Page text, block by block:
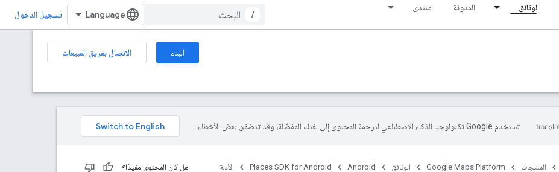
الوثائق المدونة منتدى
/ تسجيل الدخول
البدء
الاتصال بفريق المبيعات
تستخدم Google تكنولوجيا الذكاء الاصطناعي لترجمة المحتوى إلى لغتك المفضّلة، وقد تتضمّن بعض الأخطاء.
المنتجات Google Maps Platform الوثائق Android
Places SDK for Android الأدلة هل كان المحتوى مفيدًا؟